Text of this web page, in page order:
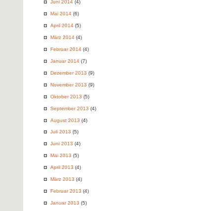
Juni 2014 (4)
Mai 2014 (6)
April 2014 (5)
März 2014 (4)
Februar 2014 (4)
Januar 2014 (7)
Dezember 2013 (9)
November 2013 (9)
Oktober 2013 (5)
September 2013 (4)
August 2013 (4)
Juli 2013 (5)
Juni 2013 (4)
Mai 2013 (5)
April 2013 (4)
März 2013 (4)
Februar 2013 (4)
Januar 2013 (5)